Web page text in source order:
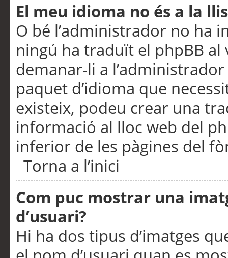
El meu idioma no és a la
O bé l’administrador no ha
ningú ha traduït el phpBB
demanar-li a
paquet d’idioma que
existeix, podeu crear una
informació al lloc web del
inferior de les pàgines del
Torna a l’inici
Com puc mostrar una
d’usuari?
Hi ha dos tipus d’imatges